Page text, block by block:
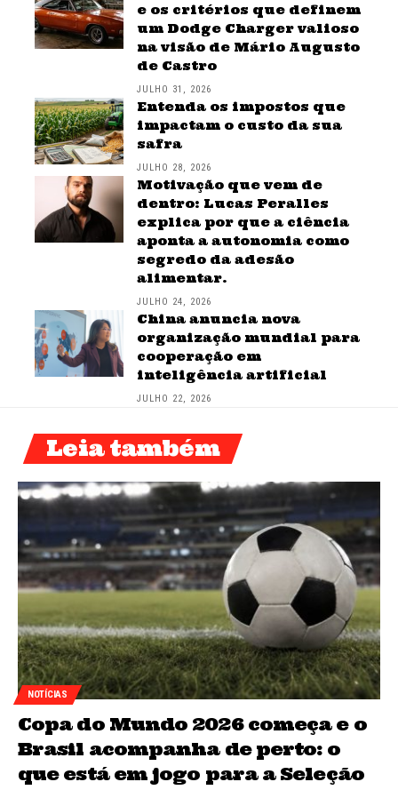
e os critérios que definem
um Dodge Charger valioso
na visão de Mário Augusto
de Castro
JULHO 31, 2026
Entenda os impostos que
impactam o custo da sua
safra
JULHO 28, 2026
Motivação que vem de
dentro: Lucas Peralles
explica por que a ciência
aponta a autonomia como
segredo da adesão
alimentar.
JULHO 24, 2026
China anuncia nova
organização mundial para
cooperação em
inteligência artificial
JULHO 22, 2026
Leia também
NOTÍCIAS
Copa do Mundo 2026 começa e o
Brasil acompanha de perto: o
que está em jogo para a Seleção